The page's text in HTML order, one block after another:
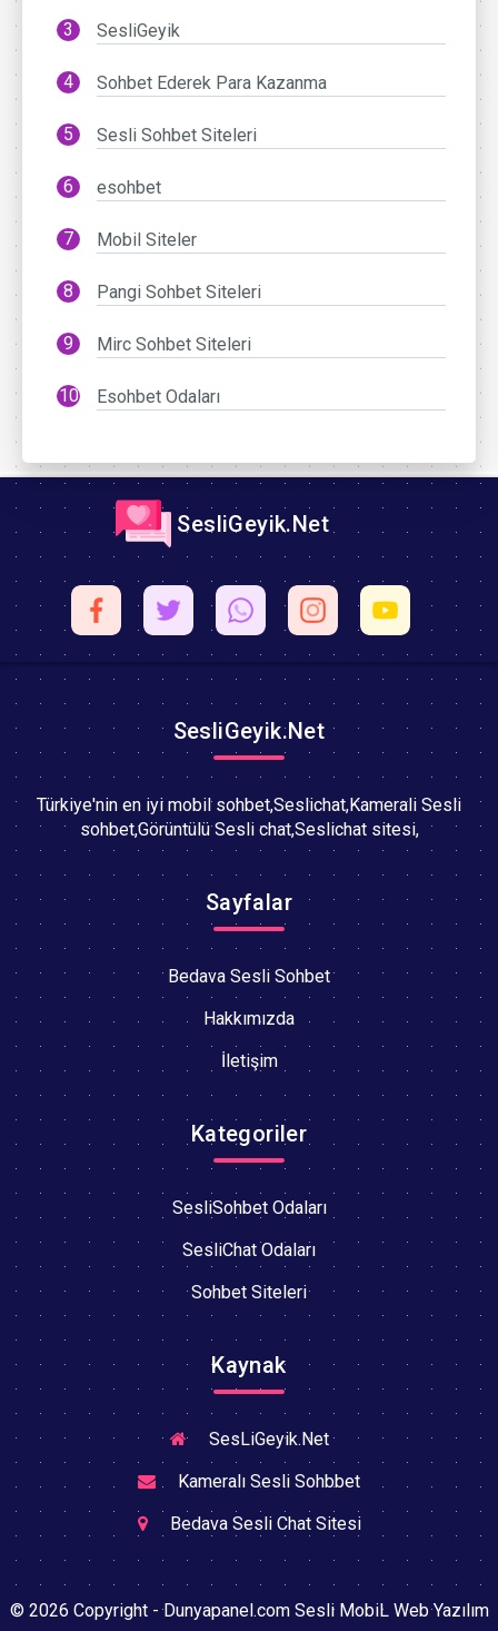
SesliGeyik
Sohbet Ederek Para Kazanma
Sesli Sohbet Siteleri
esohbet
Mobil Siteler
Pangi Sohbet Siteleri
Mirc Sohbet Siteleri
Esohbet Odaları
SesliGeyik.Net
SesliGeyik.Net
Türkiye'nin en iyi mobil sohbet,Seslichat,Kamerali Sesli
sohbet,Görüntülü Sesli chat,Seslichat sitesi,
Sayfalar
Bedava Sesli Sohbet
Hakkımızda
İletişim
Kategoriler
SesliSohbet Odaları
SesliChat Odaları
Sohbet Siteleri
Kaynak
SesLiGeyik.Net
Kameralı Sesli Sohbbet
Bedava Sesli Chat Sitesi
© 2026 Copyright - Dunyapanel.com Sesli MobiL Web Yazılım